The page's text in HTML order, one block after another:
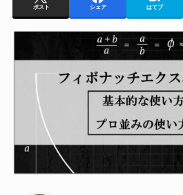
ポスト シェア はてブ